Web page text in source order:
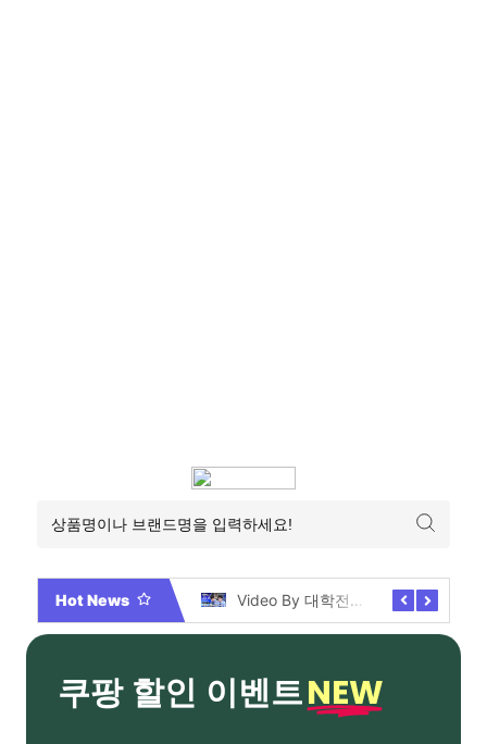
Hot News Video By 대학전쟁 시즌 3 전편 공개 완료!
쿠팡 할인 이벤트NEW